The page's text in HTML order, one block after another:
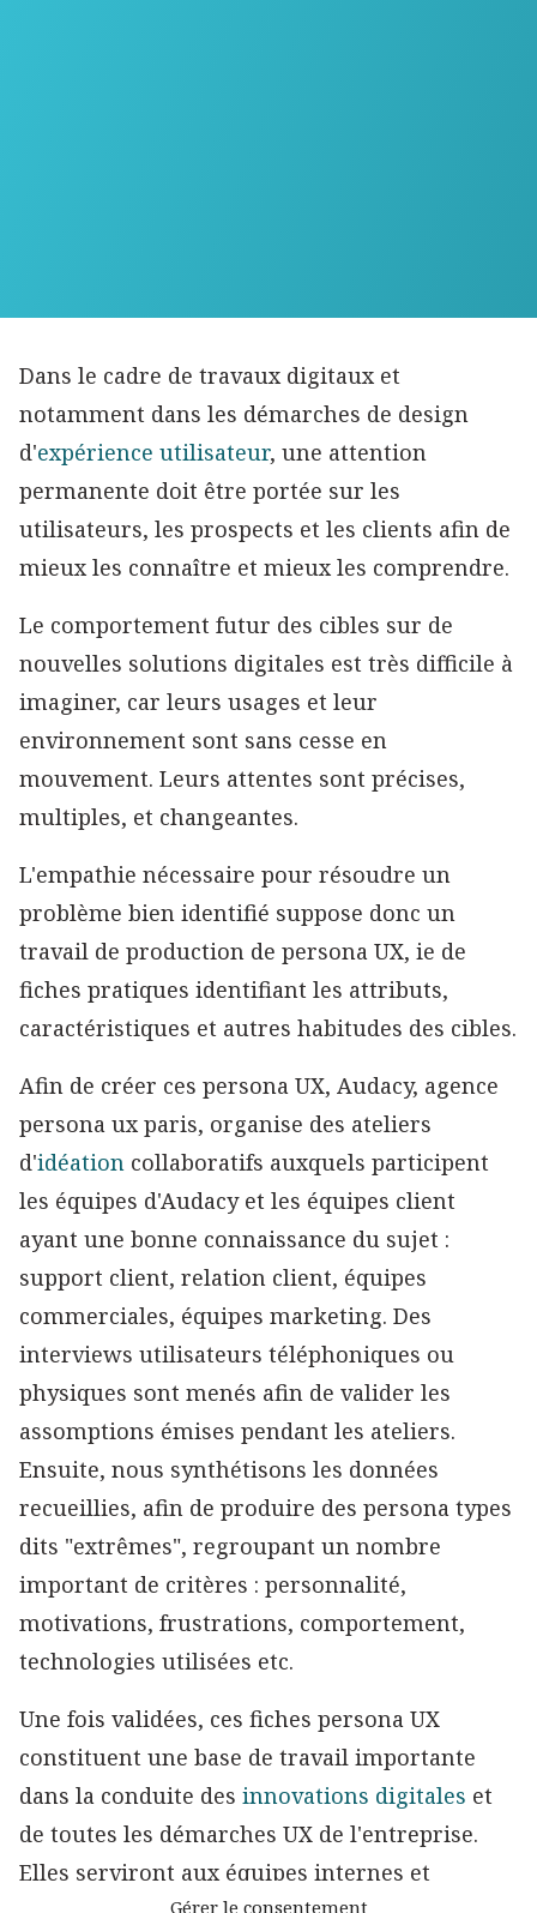
Gérer le consentement
Dans le cadre de travaux digitaux et
notamment dans les démarches de design
d'expérience utilisateur, une attention
permanente doit être portée sur les
utilisateurs, les prospects et les clients afin de
mieux les connaître et mieux les comprendre.
Le comportement futur des cibles sur de
nouvelles solutions digitales est très difficile à
imaginer, car leurs usages et leur
environnement sont sans cesse en
mouvement. Leurs attentes sont précises,
multiples, et changeantes.
L'empathie nécessaire pour résoudre un
problème bien identifié suppose donc un
travail de production de persona UX, ie de
fiches pratiques identifiant les attributs,
caractéristiques et autres habitudes des cibles.
Afin de créer ces persona UX, Audacy, agence
persona ux paris, organise des ateliers
d'idéation collaboratifs auxquels participent
les équipes d'Audacy et les équipes client
ayant une bonne connaissance du sujet :
support client, relation client, équipes
commerciales, équipes marketing. Des
interviews utilisateurs téléphoniques ou
physiques sont menés afin de valider les
assomptions émises pendant les ateliers.
Ensuite, nous synthétisons les données
recueillies, afin de produire des persona types
dits "extrêmes", regroupant un nombre
important de critères : personnalité,
motivations, frustrations, comportement,
technologies utilisées etc.
Une fois validées, ces fiches persona UX
constituent une base de travail importante
dans la conduite des innovations digitales et
de toutes les démarches UX de l'entreprise.
Elles serviront aux équipes internes et